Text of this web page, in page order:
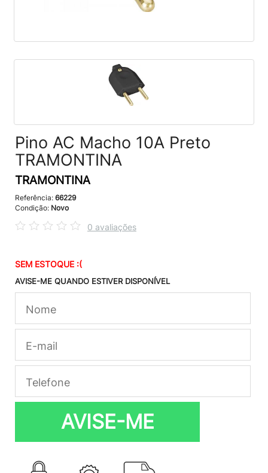
Pino AC Macho 10A Preto
TRAMONTINA
TRAMONTINA
Referência: 66229
Condição: Novo
0 avaliações
SEM ESTOQUE :(
AVISE-ME QUANDO ESTIVER DISPONÍVEL
AVISE-ME